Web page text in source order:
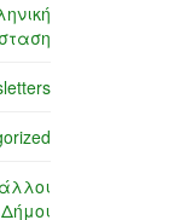
Δήμοι